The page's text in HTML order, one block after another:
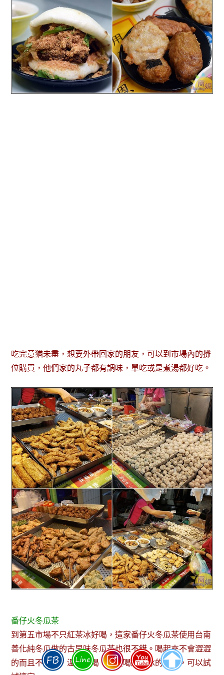
吃完意猶未盡，想要外帶回家的朋友，可以到市場內的攤
位購買，他們家的丸子都有調味，單吃或是煮湯都好吃。
番仔火冬瓜茶
到第五市場不只紅茶冰好喝，這家番仔火冬瓜茶使用台南
善化純冬瓜做的古早味冬瓜茶也很不錯。喝起來不會澀澀
的而且不甜膩，溫順好喝。不愛喝紅茶冰的朋友，可以試